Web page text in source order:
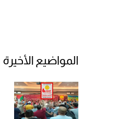
المواضيع الأخيرة